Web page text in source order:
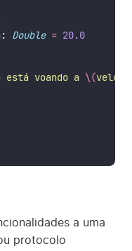
Double = 20.0
está voando a \(
a uma
protocolo